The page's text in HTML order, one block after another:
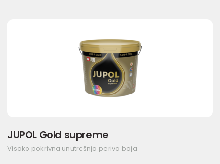
JUPOL Gold supreme
Visoko pokrivna unutrašnja periva boja